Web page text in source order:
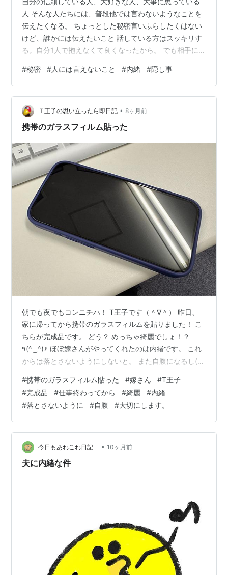
人 そんな人たちには、普段他では言わないようなことを
伝えたくなる。 ちょっとした秘密言いふらしたくはない
けど、誰かには伝えたいこと 話している方はスッキリす
る。自分1人で抱えなくて良くなったから。 でも相手にと
秘密を守るって結構大変。口が軽いから、とかではな
い。約束は守るタイプなので。 自分の中で留めておくこ
とって負担だよねって話。嬉しいことだったらまだし
も、苦しいことは特に。話した本人は人に負担を分けら
れてスッキリするかもしれないけど、言われた方はそれ
#秘密 #人には言えないこと #内緒 #隠し事
Ｔ王子の思い立ったら即日記 • 8ヶ月前
携帯のガラスフィルム貼った
朝でも夜でもコンニチハ！ T王子です（＾∇＾） 昨日、
家に帰ってから携帯のガラスフィルムを貼りました！ こ
ちらが完成品です。 どう？ めっちゃ綺麗でしょ！？
٩(^‿^)۶ ほぼ嫁さんがやってくれたのは内緒です。 これ
からは落とさないようにしないと。 また自腹になるし(´･
#携帯のガラスフィルム貼った #嫁さん #T王子
#完成品 #仕事終わってから #綺麗 #内緒
#落とさないように #自腹 #大切にします。
今日もあれこれ日記 • 10ヶ月前
夫に内緒な件